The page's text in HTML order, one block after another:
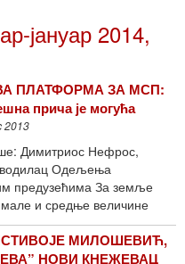
јануар 2014,
ПЛАТФОРМА ЗА МСП:
прича је могућа
2013
Димитриос Нефрос,
Одељења
предузећима За земље
мале и средње величине
МИЛОШЕВИЋ,
НОВИ КНЕЖЕВАЦ